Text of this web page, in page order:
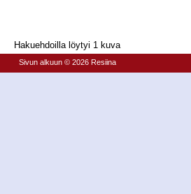
Hakuehdoilla löytyi 1 kuva
Sivun alkuun © 2026 Resiina